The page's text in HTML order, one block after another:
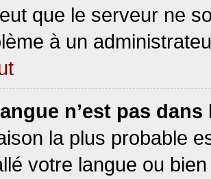
que le serveur ne
à un
n’est pas
la plus probable
votre langue ou